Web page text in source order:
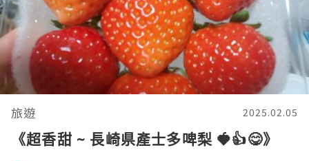
旅遊 2025.02.05
《超香甜 ~ 長崎県產士多啤梨 🍓👍😋》